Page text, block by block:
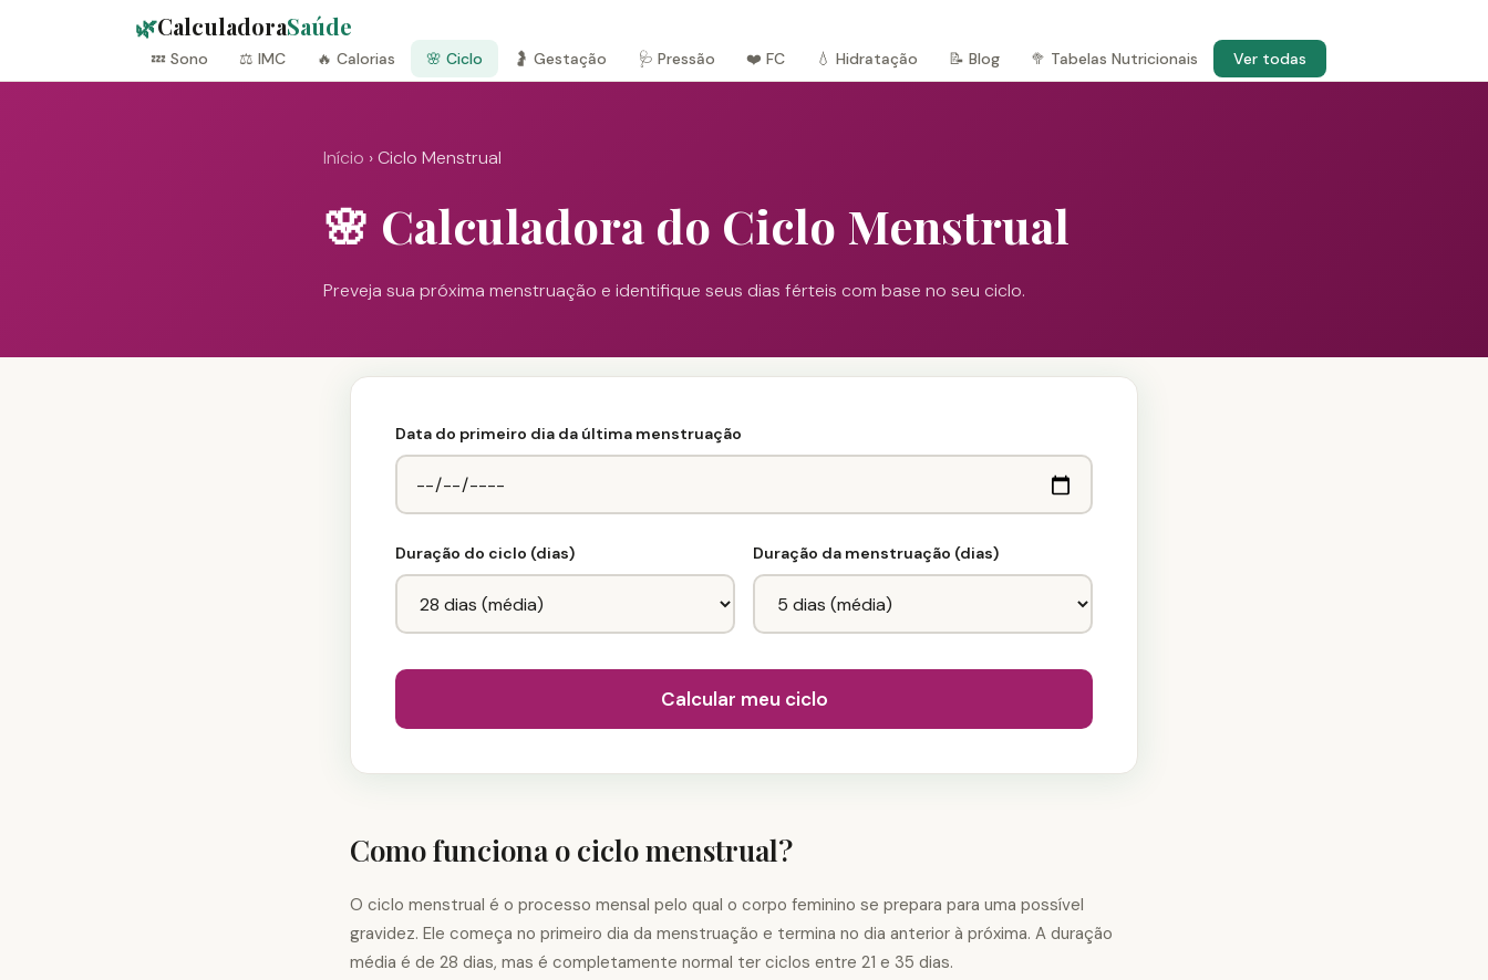
🌿CalculadoraSaúde
💤 Sono ⚖️ IMC 🔥 Calorias 🌸 Ciclo 🤰 Gestação 🩺 Pressão ❤️ FC 💧 Hidratação 📝 Blog 🥦 Tabelas Nutricionais Ver todas
Início › Ciclo Menstrual
🌸 Calculadora do Ciclo Menstrual
Preveja sua próxima menstruação e identifique seus dias férteis com base no seu ciclo.
Data do primeiro dia da última menstruação
Duração do ciclo (dias) Duração da menstruação (dias)
Calcular meu ciclo
Como funciona o ciclo menstrual?
O ciclo menstrual é o processo mensal pelo qual o corpo feminino se prepara para uma possível
gravidez. Ele começa no primeiro dia da menstruação e termina no dia anterior à próxima. A duração
média é de 28 dias, mas é completamente normal ter ciclos entre 21 e 35 dias.